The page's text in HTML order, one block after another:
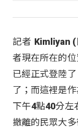
記者 Kimliyan
者現在所在的
已經正式登陸
了；而這裡是
下午4點40分左
撤離的民眾大